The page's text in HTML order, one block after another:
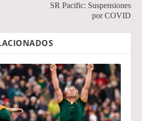
SR Pacific: Suspensiones
por COVID